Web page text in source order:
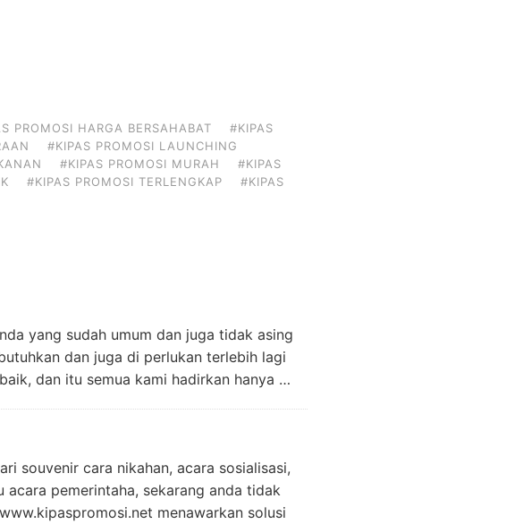
PROMOSI HARGA BERSAHABAT
#KIPAS
#KIPAS PROMOSI LAUNCHING
#KIPAS PROMOSI MURAH
#KIPAS
#KIPAS PROMOSI TERLENGKAP
#KIPAS
yang sudah umum dan juga tidak asing
dan juga di perlukan terlebih lagi
dan itu semua kami hadirkan hanya …
souvenir cara nikahan, acara sosialisasi,
acara pemerintaha, sekarang anda tidak
menawarkan solusi